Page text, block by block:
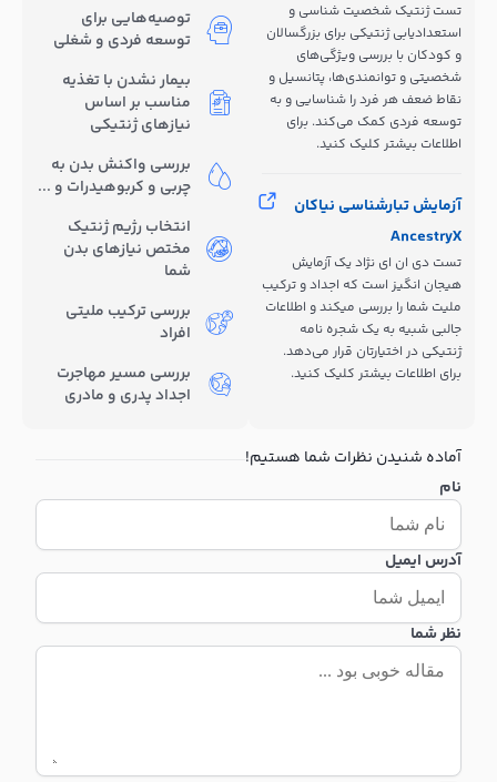
توصیه‌هایی برای
توسعه فردی و شغلی
بیمار نشدن با تغذیه
مناسب بر اساس
نیازهای ژنتیکی
بررسی واکنش بدن به
چربی و کربوهیدرات و ...
انتخاب رژیم ژنتیک
مختص نیازهای بدن
شما
بررسی ترکیب ملیتی
افراد
بررسی مسیر مهاجرت
اجداد پدری و مادری
تست ژنتیک شخصیت شناسی و
استعدادیابی ژنتیکی برای بزرگسالان
و کودکان با بررسی ویژگی‌های
شخصیتی و توانمندی‌ها، پتانسیل و
نقاط ضعف هر فرد را شناسایی و به
توسعه فردی کمک می‌کند. برای
اطلاعات بیشتر کلیک کنید.
آزمایش تبارشناسی نیاکان
AncestryX
تست دی ان ای نژاد یک آزمایش
هیجان انگیز است که اجداد و ترکیب
ملیت شما را بررسی میکند و اطلاعات
جالبی شبیه به یک شجره نامه
ژنتیکی در اختیارتان قرار می‌دهد.
برای اطلاعات بیشتر کلیک کنید.
آماده شنیدن نظرات شما هستیم!
نام
آدرس ایمیل
نظر شما